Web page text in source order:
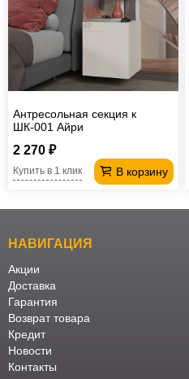
Антресольная секция к
ШК-001 Айри
2 270 ₽
В корзину
Купить в 1 клик
НАВИГАЦИЯ
Акции
Доставка
Гарантия
Возврат товара
Кредит
Новости
Контакты